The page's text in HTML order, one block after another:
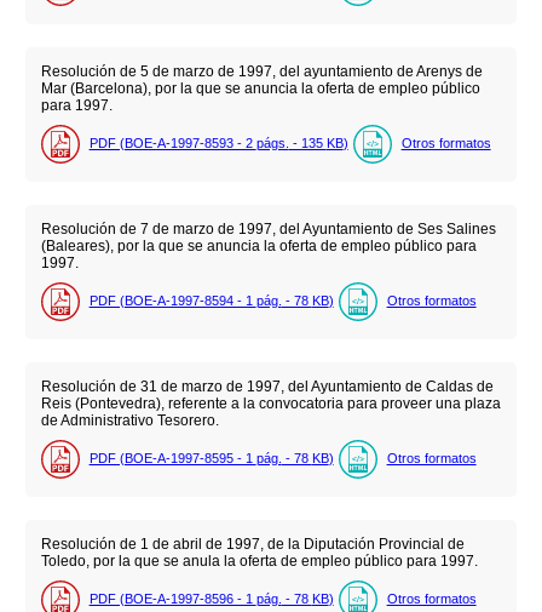
Resolución de 5 de marzo de 1997, del ayuntamiento de Arenys de
Mar (Barcelona), por la que se anuncia la oferta de empleo público
para 1997.
PDF (BOE-A-1997-8593 - 2 págs. - 135 KB) Otros formatos
Resolución de 7 de marzo de 1997, del Ayuntamiento de Ses Salines
(Baleares), por la que se anuncia la oferta de empleo público para
1997.
PDF (BOE-A-1997-8594 - 1 pág. - 78 KB) Otros formatos
Resolución de 31 de marzo de 1997, del Ayuntamiento de Caldas de
Reis (Pontevedra), referente a la convocatoria para proveer una plaza
de Administrativo Tesorero.
PDF (BOE-A-1997-8595 - 1 pág. - 78 KB) Otros formatos
Resolución de 1 de abril de 1997, de la Diputación Provincial de
Toledo, por la que se anula la oferta de empleo público para 1997.
PDF (BOE-A-1997-8596 - 1 pág. - 78 KB) Otros formatos